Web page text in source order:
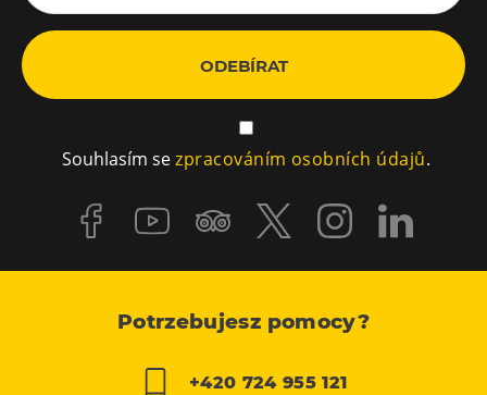
ODEBÍRAT
Souhlasím sezpracováním osobních údajů.
Potrzebujesz pomocy?
+420 724 955 121